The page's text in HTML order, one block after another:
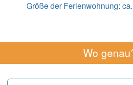
Größe der Ferienwohnung:
Wo